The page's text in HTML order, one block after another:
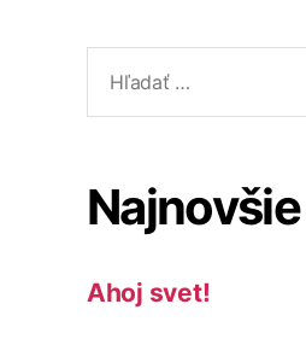
Ahoj svet!